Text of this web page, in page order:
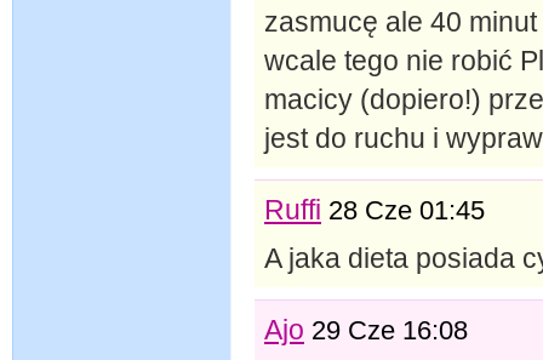
zasmucę ale 40
wcale tego nie robić
macicy (dopiero!)
jest do ruchu i
Ruffi 28 Cze 01:45
A jaka dieta posiada
Ajo 29 Cze 16:08